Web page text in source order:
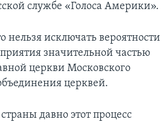
службе «Голоса Америки».
нельзя исключать вероятности
значительной частью
церкви Московского
церквей.
давно этот процесс